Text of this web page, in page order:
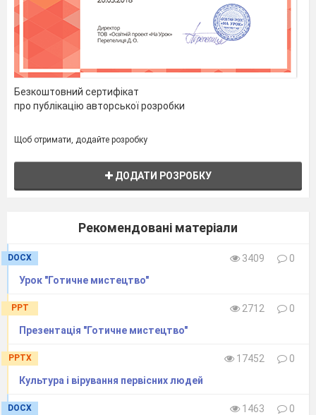
Безкоштовний сертифікат
про публікацію авторської розробки
Щоб отримати, додайте розробку
ДОДАТИ РОЗРОБКУ
Рекомендовані матеріали
DOCX 3409
0
Урок "Готичне мистецтво"
PPT 2712
0
Презентація "Готичне мистецтво"
PPTX 17452
0
Культура і вірування первісних людей
DOCX 1463
0